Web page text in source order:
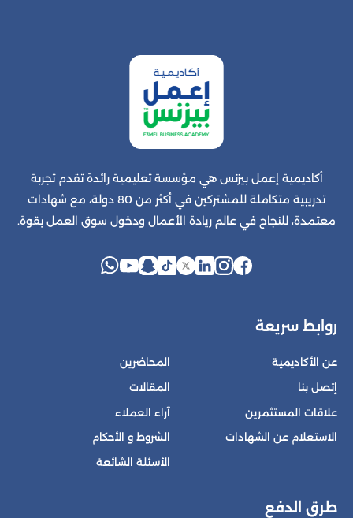
أكاديمية إعمل بيزنس هي مؤسسة تعليمية رائدة تقدم تجربة
تدريبية متكاملة للمشتركين في أكثر من 80 دولة، مع شهادات
معتمدة، للنجاح في عالم ريادة الأعمال ودخول سوق العمل بقوة.
روابط سريعة
عن الأكاديمية
إتصل بنا
علاقات المستثمرين
الاستعلام عن الشهادات
المحاضرين
المقالات
آراء العملاء
الشروط و الأحكام
الأسئلة الشائعة
طرق الدفع